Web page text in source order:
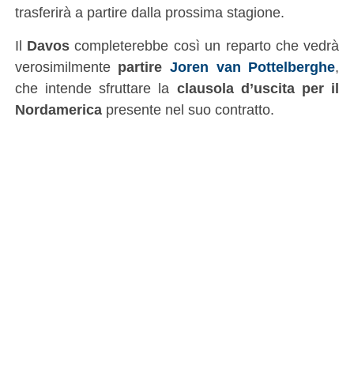
trasferirà a partire dalla prossima stagione.
Il Davos completerebbe così un reparto che vedrà
verosimilmente partire Joren van Pottelberghe,
che intende sfruttare la clausola d’uscita per il
Nordamericapresente nel suo contratto.